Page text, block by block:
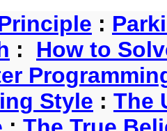
:
: How to
Style : The